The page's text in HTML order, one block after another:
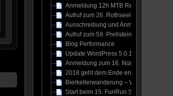
Anmeldung 12h MTB Rennen
Aufruf zum 26. Rothseelauf, 09.03.2019
Ausschreibung und Anmeldung
Aufruf zum 59. Prellsteinrennen,
Blog Performance
Update WordPress 5.0.1
Anmeldung zum 16. Nürnberger
2018 geht dem Ende entgegen …
Bierkellerwanderung – Wiesent Tal
Start beim 15. FunRun Südwest